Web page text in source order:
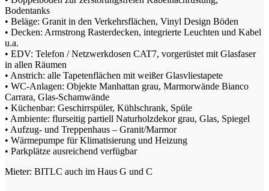
Bodentanks
• Beläge: Granit in den Verkehrsflächen, Vinyl Design Böden
• Decken: Armstrong Rasterdecken, integrierte Leuchten und Kabel
u.a.
• EDV: Telefon / Netzwerkdosen CAT7, vorgerüstet mit Glasfaser
in allen Räumen
• Anstrich: alle Tapetenflächen mit weißer Glasvliestapete
• WC-Anlagen: Objekte Manhattan grau, Marmorwände Bianco
Carrara, Glas-Schamwände
• Küchenbar: Geschirrspüler, Kühlschrank, Spüle
• Ambiente: flurseitig partiell Naturholzdekor grau, Glas, Spiegel
• Aufzug- und Treppenhaus – Granit/Marmor
• Wärmepumpe für Klimatisierung und Heizung
• Parkplätze ausreichend verfügbar
Mieter: BITLC auch im Haus G und C